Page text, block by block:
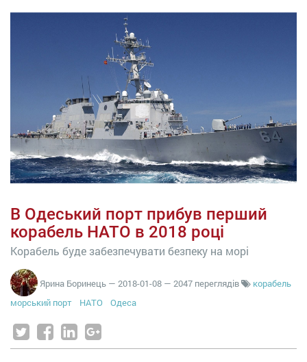
В Одеський порт прибув перший
корабель НАТО в 2018 році
Корабель буде забезпечувати безпеку на морі
Ярина Боринець — 2018-01-08 — 2047 переглядів
корабель
морський порт
НАТО Одеса